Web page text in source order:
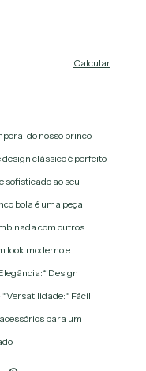
Calcular
do nosso brinco
clássico é perfeito
sofisticado ao seu
bola é uma peça
com outros
look moderno e
Design
Fácil
para um